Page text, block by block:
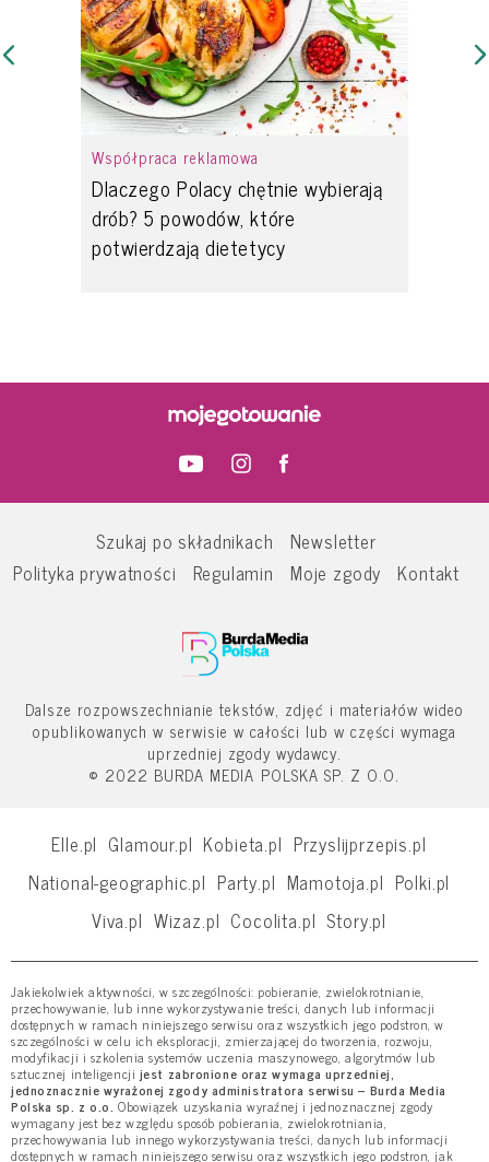
Współpraca reklamowa
Dlaczego Polacy chętnie wybierają
drób? 5 powodów, które
potwierdzają dietetycy
Szukaj po składnikach
Newsletter
Polityka prywatności
Regulamin Moje zgody Kontakt
Dalsze rozpowszechnianie tekstów, zdjęć i materiałów wideo
opublikowanych w serwisie w całości lub w części wymaga
uprzedniej zgody wydawcy.
© 2022 BURDA MEDIA POLSKA SP. Z O.O.
Elle.pl Glamour.pl Kobieta.pl Przyslijprzepis.pl
National-geographic.pl Party.pl Mamotoja.pl Polki.pl
Viva.pl Wizaz.pl Cocolita.pl Story.pl
Jakiekolwiek aktywności, w szczególności: pobieranie, zwielokrotnianie,
przechowywanie, lub inne wykorzystywanie treści, danych lub informacji
dostępnych w ramach niniejszego serwisu oraz wszystkich jego podstron, w
szczególności w celu ich eksploracji, zmierzającej do tworzenia, rozwoju,
modyfikacji i szkolenia systemów uczenia maszynowego, algorytmów lub
sztucznej inteligencji jest zabronione oraz wymaga uprzedniej,
jednoznacznie wyrażonej zgody administratora serwisu – Burda Media
Polska sp. z o.o. Obowiązek uzyskania wyraźnej i jednoznacznej zgody
wymagany jest bez względu sposób pobierania, zwielokrotniania,
przechowywania lub innego wykorzystywania treści, danych lub informacji
dostępnych w ramach niniejszego serwisu oraz wszystkich jego podstron, jak